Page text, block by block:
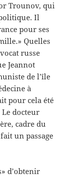
Trounov, qui
Il
pour ses
Quelles
russe
Jeannot
de l’île
à
pour cela été
Le docteur
cadre du
un passage
d’obtenir